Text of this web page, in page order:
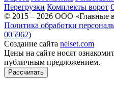
Перегрузки Комплекты ворот
© 2015 – 2026 ООО «Главные
Политика обработки
005962)
Создание сайта nelset.com
Цены на сайте носят
публичным предложением.
Рассчитать